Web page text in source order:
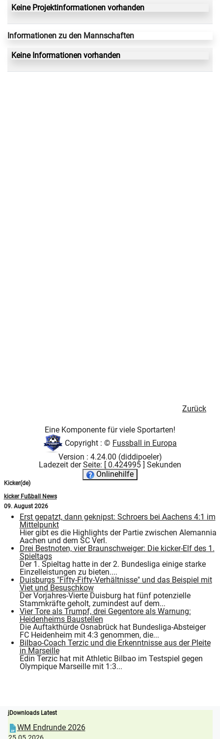
Keine Projektinformationen vorhanden
Informationen zu den Mannschaften
Keine Informationen vorhanden
Zurück
Eine Komponente für viele Sportarten!
Copyright : © Fussball in Europa
Version : 4.24.00 (diddipoeler)
Ladezeit der Seite: [ 0.424995 ] Sekunden
Onlinehilfe
Kicker(de)
kicker Fußball News
09. August 2026
Erst gepatzt, dann geknipst: Schroers bei Aachens 4:1 im
Mittelpunkt
Hier gibt es die Highlights der Partie zwischen Alemannia
Aachen und dem SC Verl.
Drei Bestnoten, vier Braunschweiger: Die kicker-Elf des 1.
Spieltags
Der 1. Spieltag hatte in der 2. Bundesliga einige starke
Einzelleistungen zu bieten....
Duisburgs "Fifty-Fifty-Verhältnisse" und das Beispiel mit
Viet und Besuschkow
Der Vorjahres-Vierte Duisburg hat fünf potenzielle
Stammkräfte geholt, zumindest auf dem...
Vier Tore als Trumpf, drei Gegentore als Warnung:
Heidenheims Baustellen
Die Auftakthürde Osnabrück hat Bundesliga-Absteiger
FC Heidenheim mit 4:3 genommen, die...
Bilbao-Coach Terzic und die Erkenntnisse aus der Pleite
in Marseille
Edin Terzic hat mit Athletic Bilbao im Testspiel gegen
Olympique Marseille mit 1:3...
jDownloads Latest
WM Endrunde 2026